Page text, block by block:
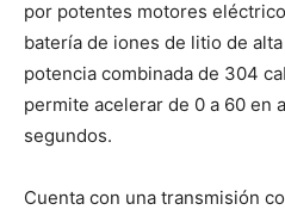
por potentes motores
batería de iones de litio de
potencia combinada de 304
permite acelerar de 0 a 60 en
segundos.
Cuenta con una transmisión